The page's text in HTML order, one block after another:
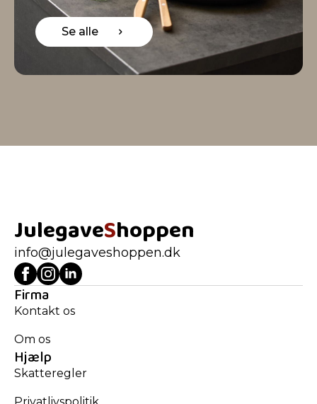
Se alle
JulegaveShoppen
info@julegaveshoppen.dk
Firma
Kontakt os
Om os
Hjælp
Skatteregler